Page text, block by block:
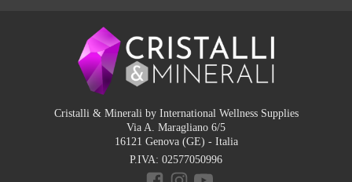
Cristalli & Minerali by International Wellness Supplies
Via A. Maragliano 6/5
16121 Genova (GE) - Italia
P.IVA: 02577050996